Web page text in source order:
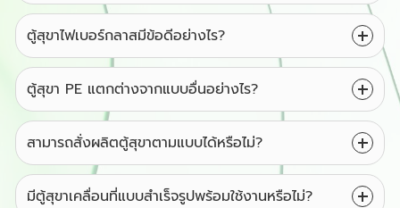
ตู้สุขาไฟเบอร์กลาสมีข้อดีอย่างไร?
ตู้สุขา PE แตกต่างจากแบบอื่นอย่างไร?
สามารถสั่งผลิตตู้สุขาตามแบบได้หรือไม่?
มีตู้สุขาเคลื่อนที่แบบสำเร็จรูปพร้อมใช้งานหรือไม่?